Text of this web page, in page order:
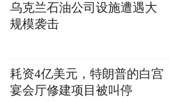
乌克兰石油公司设施遭遇大
规模袭击
耗资4亿美元，特朗普的白宫
宴会厅修建项目被叫停